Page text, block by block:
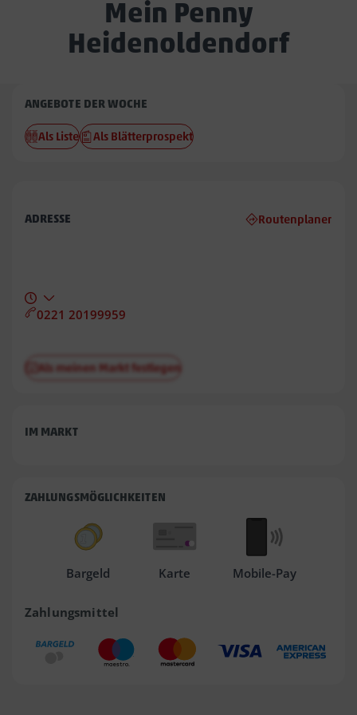
Mein Penny
Heidenoldendorf
Penny
Heidenoldendorf
ANGEBOTE DER WOCHE
Als Liste Als Blätterprospekt
ADRESSE Routenplaner
0221 20199959
Als meinen Markt festlegen
IM MARKT
ZAHLUNGSMÖGLICHKEITEN
Bargeld Karte Mobile-Pay
Zahlungsmittel